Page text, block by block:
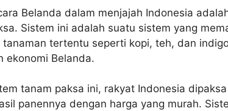
Belanda dalam menjajah Indonesia
Sistem ini adalah suatu sistem yang
tanaman tertentu seperti kopi, teh, dan
ekonomi Belanda.
tanam paksa ini, rakyat Indonesia
panennya dengan harga yang murah.